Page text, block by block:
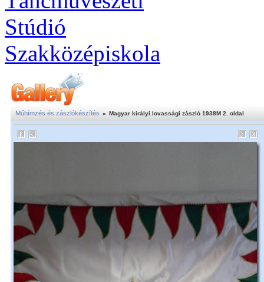
Műhímzés és zászlókészítés » Magyar királyi lovassági zászló 1938M 2. oldal